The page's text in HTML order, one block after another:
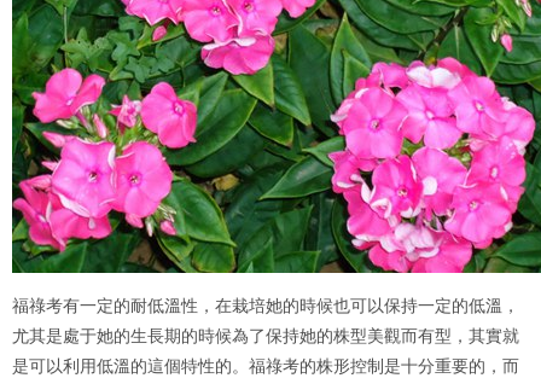
福祿考有一定的耐低溫性，在栽培她的時候也可以保持一定的低溫，
尤其是處于她的生長期的時候為了保持她的株型美觀而有型，其實就
是可以利用低溫的這個特性的。福祿考的株形控制是十分重要的，而